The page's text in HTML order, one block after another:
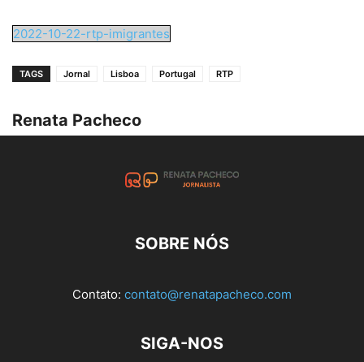
2022-10-22-rtp-imigrantes
TAGS Jornal Lisboa Portugal RTP
Renata Pacheco
SOBRE NÓS
Contato: contato@renatapacheco.com
SIGA-NOS